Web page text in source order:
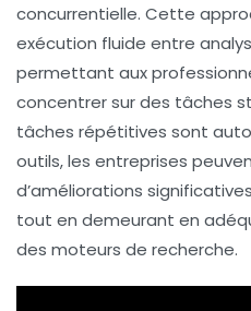
concurrentielle. Cette
exécution fluide entre
permettant aux
concentrer sur des tâches
tâches répétitives sont
outils, les entreprises
d’améliorations
tout en demeurant en
des moteurs de recherche.